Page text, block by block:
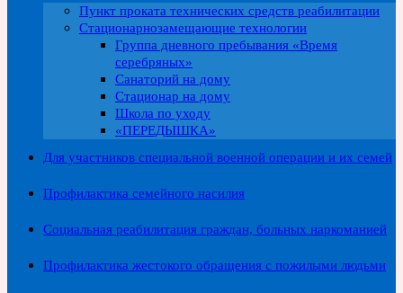
Пункт проката технических средств реабилитации
Стационарнозамещающие технологии
Группа дневного пребывания «Время
серебряных»
Санаторий на дому
Стационар на дому
Школа по уходу
«ПЕРЕДЫШКА»
Для участников специальной военной операции и их семей
Профилактика семейного насилия
Социальная реабилитация граждан, больных наркоманией
Профилактика жестокого обращения с пожилыми людьми